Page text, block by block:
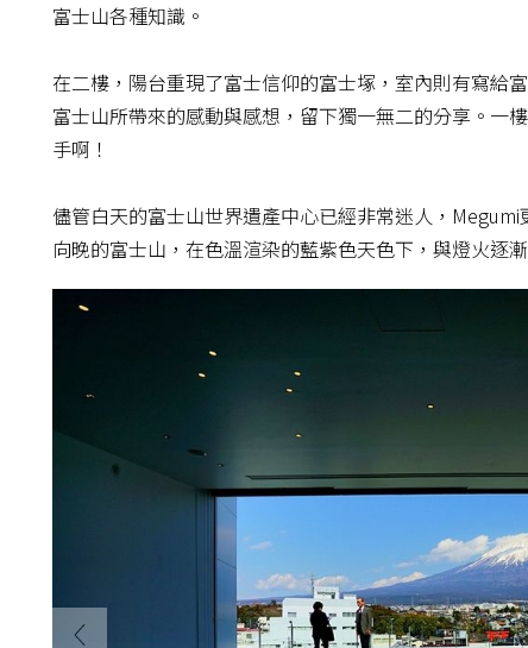
富士山各種知識。
在二樓，陽台重現了富士信仰的富士塚，室內則有寫給
富士山所帶來的感動與感想，留下獨一無二的分享。一
手啊！
儘管白天的富士山世界遺產中心已經非常迷人，Megumi
向晚的富士山，在色溫渲染的藍紫色天色下，與燈火逐